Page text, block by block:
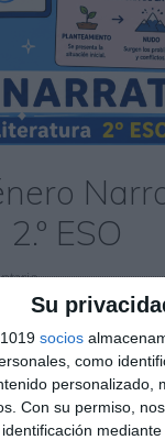
Su
socios
como
personalizado,
Con su permiso,
ESO
y Literatura está
de
un solucionario